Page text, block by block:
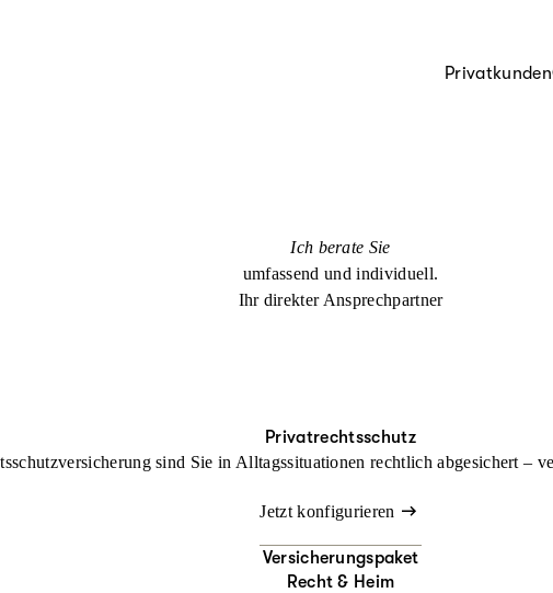
Privatkunden
Ich berate Sie
umfassend und individuell.
Ihr direkter Ansprechpartner
Privatrechtsschutz
sind Sie in Alltagssituationen rechtlich abgesichert –
Jetzt konfigurieren
Versicherungspaket
Recht & Heim